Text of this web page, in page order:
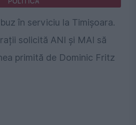
în serviciu la Timișoara.
solicită ANI și MAI să
primită de Dominic Fritz